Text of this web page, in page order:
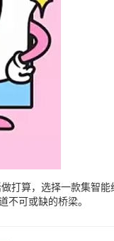
打算，选择一款集智
不可或缺的桥梁。